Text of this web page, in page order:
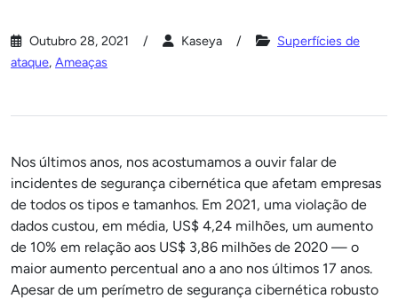
Outubro 28, 2021 Kaseya
Superfícies de
ataque, Ameaças
Nos últimos anos, nos acostumamos a ouvir falar de
incidentes de segurança cibernética que afetam empresas
de todos os tipos e tamanhos. Em 2021, uma violação de
dados custou, em média, US$ 4,24 milhões, um aumento
de 10% em relação aos US$ 3,86 milhões de 2020 — o
maior aumento percentual ano a ano nos últimos 17 anos.
Apesar de um perímetro de segurança cibernética robusto